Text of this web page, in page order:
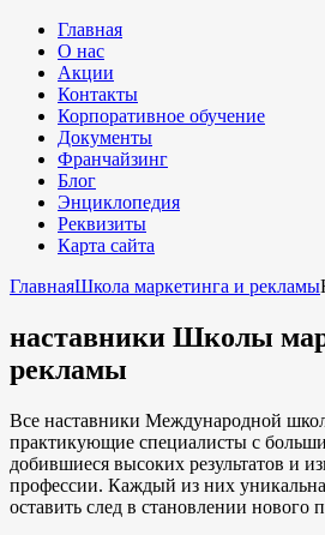
Главная
О нас
Акции
Контакты
Корпоративное обучение
Документы
Франчайзинг
Блог
Энциклопедия
Реквизиты
Карта сайта
ГлавнаяШкола маркетинга и рекламы
наставники Школы
рекламы
Все наставники Международной
практикующие специалисты с
добившиеся высоких результатов и
профессии. Каждый из них
оставить след в становлении нового